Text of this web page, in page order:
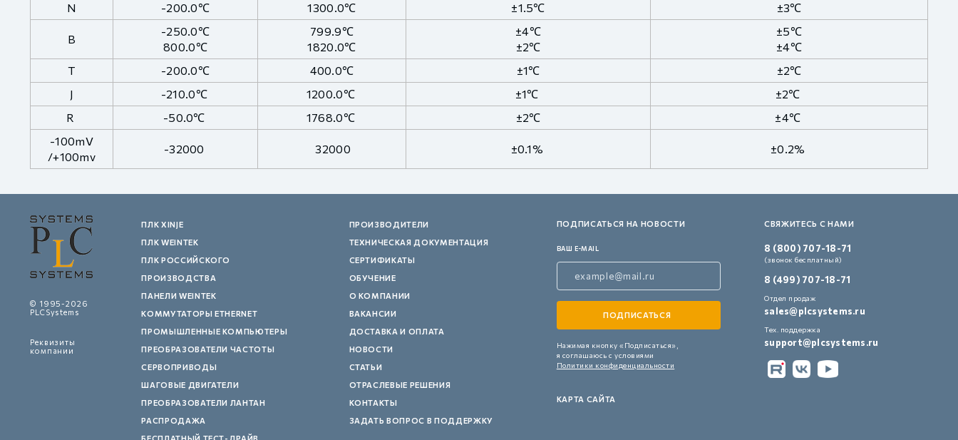
N
-200.0℃ 1300.0℃ ±1.5℃ ±3℃
B
-250.0℃
800.0℃
799.9℃
1820.0℃
±4℃
±2℃
±5℃
±4℃
T
-200.0℃ 400.0℃ ±1℃
±2℃
J
-210.0℃ 1200.0℃ ±1℃
±2℃
R
-50.0℃ 1768.0℃ ±2℃
±4℃
-100mV
/+100mv
-32000 32000 ±0.1% ±0.2%
© 1995-2026
PLCSystems
Реквизиты
компании
ПЛК XINJE
ПЛК WEINTEK
ПЛК РОССИЙСКОГО
ПРОИЗВОДСТВА
ПАНЕЛИ WEINTEK
КОММУТАТОРЫ ETHERNET
ПРОМЫШЛЕННЫЕ КОМПЬЮТЕРЫ
ПРЕОБРАЗОВАТЕЛИ ЧАСТОТЫ
СЕРВОПРИВОДЫ
ШАГОВЫЕ ДВИГАТЕЛИ
ПРЕОБРАЗОВАТЕЛИ ЛАНТАН
РАСПРОДАЖА
ПРОИЗВОДИТЕЛИ
ТЕХНИЧЕСКАЯ ДОКУМЕНТАЦИЯ
СЕРТИФИКАТЫ
ОБУЧЕНИЕ
О КОМПАНИИ
ВАКАНСИИ
ДОСТАВКА И ОПЛАТА
НОВОСТИ
СТАТЬИ
ОТРАСЛЕВЫЕ РЕШЕНИЯ
КОНТАКТЫ
ЗАДАТЬ ВОПРОС В ПОДДЕРЖКУ
ПОДПИСАТЬСЯ НА НОВОСТИ
ВАШ E-MAIL
Нажимая кнопку «Подписаться»,
я соглашаюсь с условиями
Политики конфиденциальности
КАРТА САЙТА
СВЯЖИТЕСЬ С НАМИ
8 (800) 707-18-71
(звонок бесплатный)
8 (499) 707-18-71
Отдел продаж
sales@plcsystems.ru
Тех. поддержка
support@plcsystems.ru